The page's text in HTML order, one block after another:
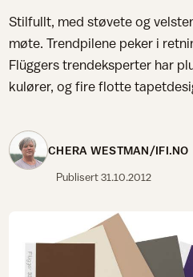
Stilfullt, med støvete og
møte. Trendpilene peker i
Flüggers trendeksperter har
kulører, og fire flotte
CHERA WESTMAN/IFI.NO
Publisert31.10.2012